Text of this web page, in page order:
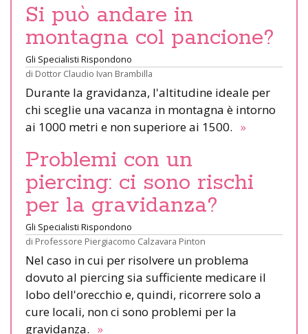
Si può andare in
montagna col pancione?
Gli Specialisti Rispondono
di Dottor Claudio Ivan Brambilla
Durante la gravidanza, l'altitudine ideale per
chi sceglie una vacanza in montagna è intorno
ai 1000 metri e non superiore ai 1500. »
Problemi con un
piercing: ci sono rischi
per la gravidanza?
Gli Specialisti Rispondono
di Professore Piergiacomo Calzavara Pinton
Nel caso in cui per risolvere un problema
dovuto al piercing sia sufficiente medicare il
lobo dell'orecchio e, quindi, ricorrere solo a
cure locali, non ci sono problemi per la
gravidanza. »